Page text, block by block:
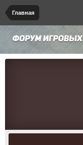
Главная